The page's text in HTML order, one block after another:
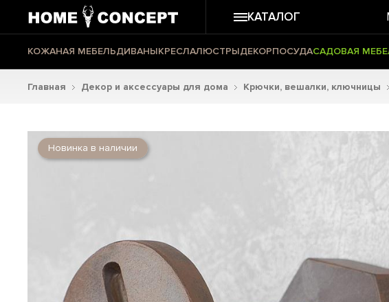
КАТАЛОГ
КОЖАНАЯ МЕБЕЛЬДИВАНЫКРЕСЛАЛЮСТРЫДЕКОРПОСУДАСАДОВАЯ
Главная Декор и аксессуары для дома Крючки, вешалки, ключницы
Новинка в наличии